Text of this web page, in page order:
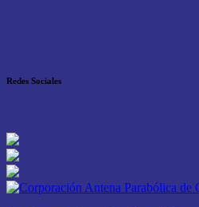
Redes Sociales